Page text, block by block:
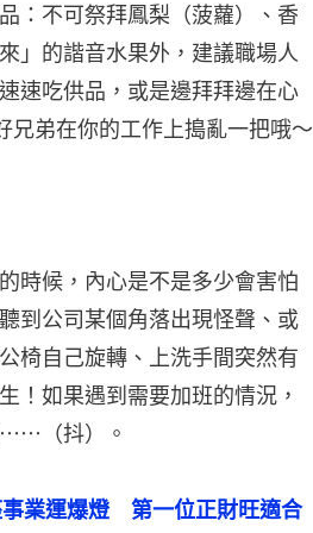
：不可祭拜鳳梨（菠蘿）、香
」的諧音水果外，建議職場人
速吃供品，或是邊拜拜邊在心
弟在你的工作上搗亂一把哦～
時候，內心是不是多少會害怕
到公司某個角落出現怪聲、或
椅自己旋轉、上洗手間突然有
！如果遇到需要加班的情況，
⋯⋯（抖）。
業運爆燈　第一位正財旺適合